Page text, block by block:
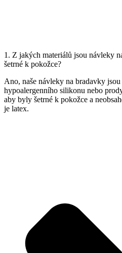
1. Z jakých materiálů jsou návleky
šetrné k pokožce?
Ano, naše návleky na bradavky
hypoalergenního silikonu nebo
aby byly šetrné k pokožce a
je latex.